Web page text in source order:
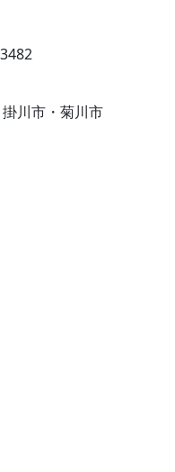
川市・菊川市